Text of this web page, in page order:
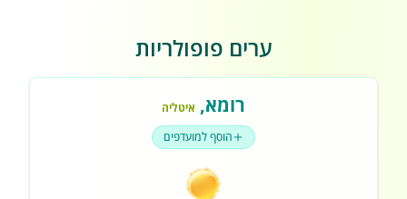
ערים פופולריות
רומא, איטליה
הוסף למועדפים